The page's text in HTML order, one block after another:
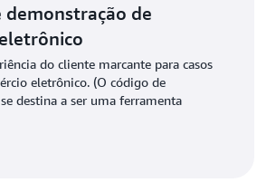
demonstração de
do cliente marcante para casos
eletrônico. (O código de
destina a ser uma ferramenta